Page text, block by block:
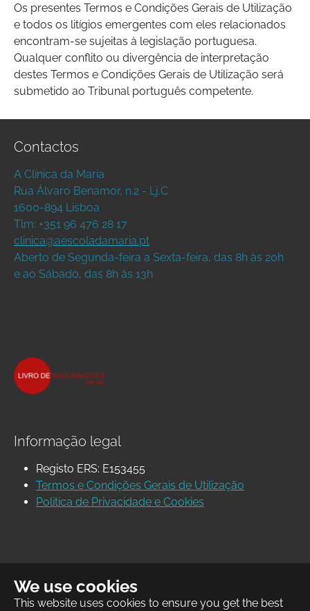
We use cookies
This website uses cookies to ensure you get the best
Os presentes Termos e Condições Gerais de Utilização
e todos os litígios emergentes com eles relacionados
encontram-se sujeitas à legislação portuguesa.
Qualquer conflito ou divergência de interpretação
destes Termos e Condições Gerais de Utilização será
submetido ao Tribunal português competente.
Contactos
A Clínica da Maria
Rua Álvaro Benamor, n.2 - Lj.C
1600-894 Lisboa
Tlm: +351 96 476 28 17
clinica@aescoladamaria.pt
Aberto de Segunda-feira a Sexta-feira, das 8h às 20h
e ao Sábado, das 8h às 13h
Informação legal
Registo ERS: E153455
Termos e Condições Gerais de Utilização
Politica de Privacidade e Cookies